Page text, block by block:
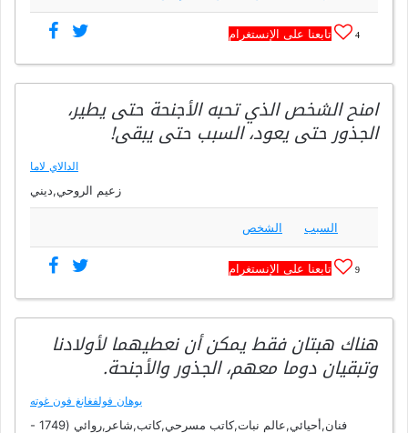
4 تابعنا على الإنستغرام
امنح الشخص الذي تحبه الأجنحة حتى يطير،
الجذور حتى يعود، السبب حتى يبقى!
الدالاي لاما
زعيم الروحي,ديني
السبب الشخص
9 تابعنا على الإنستغرام
هناك هبتان فقط يمكن أن نعطيهما لأولادنا
وتبقيان دوما معهم، الجذور والأجنحة.
يوهان فولفغانغ فون غوته
فنان,أحيائي,عالم نبات,كاتب مسرحي,كاتب,شاعر,روائي (1749 -